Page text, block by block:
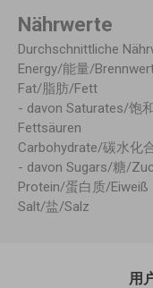
Nährwerte
Durchschnittliche
Energy/能量/
Fat/脂肪/Fett
- davon Saturates/饱
Fettsäuren
Carbohydrate/碳水化
- davon Sugars/糖/
Protein/蛋白质/Eiweiß
Salt/盐/Salz
用